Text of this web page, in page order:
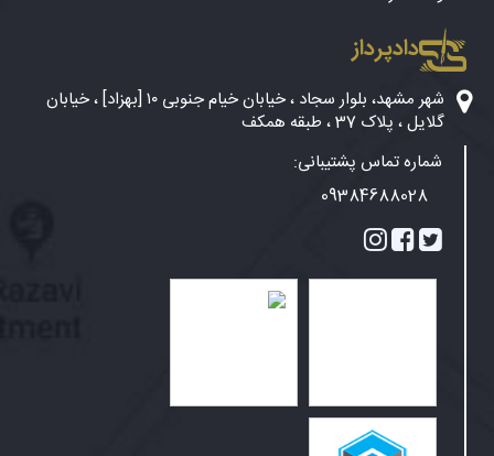
دادپرداز
شهر مشهد، بلوار سجاد ، خیابان خیام جنوبی ۱۰ [بهزاد] ، خیابان
گلایل ، پلاک 37 ، طبقه همکف
شماره تماس پشتیبانی:
09384688028